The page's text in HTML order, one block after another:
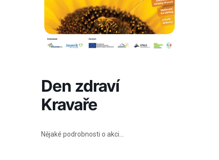
Den zdraví
Kravaře
Nějaké podrobnosti o akci…